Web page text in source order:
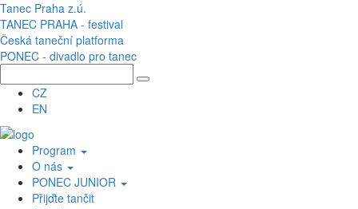
Přejít k hlavnímu obsahu
Tanec Praha z.ú.
TANEC PRAHA - festival
Česká taneční platforma
PONEC - divadlo pro tanec
CZ
EN
Program
O nás
PONEC JUNIOR
Přijďte tančit